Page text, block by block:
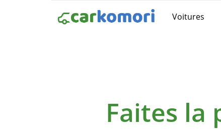
Voitures
Faites la